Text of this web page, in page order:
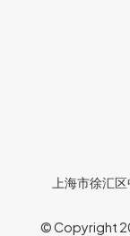
上海市徐汇
© Copyright